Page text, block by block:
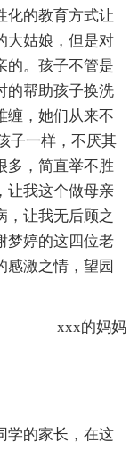
化的教育方式让
大姑娘，但是对
的。孩子不管是
的帮助孩子换洗
缠，她们从来不
子一样，不厌其
多，简直举不胜
让我这个做母亲
，让我无后顾之
梦婷的这四位老
感激之情，望园
xxx的妈妈
学的家长，在这